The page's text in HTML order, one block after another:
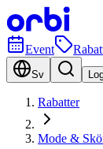
Event
Sv
Rabatter
Mode &